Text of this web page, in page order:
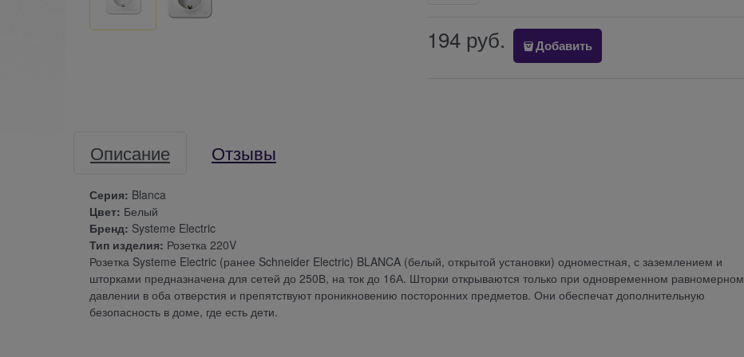
194 руб. Добавить
Описание Отзывы
Серия: Blanca
Цвет: Белый
Бренд: Systeme Electric
Тип изделия: Розетка 220V
Розетка Systeme Electric (ранее Schneider Electric) BLANCA (белый, открытой установки) одноместная, с заземлением и
шторками предназначена для сетей до 250В, на ток до 16А. Шторки открываются только при одновременном равномерном
давлении в оба отверстия и препятствуют проникновению посторонних предметов. Они обеспечат дополнительную
безопасность в доме, где есть дети.